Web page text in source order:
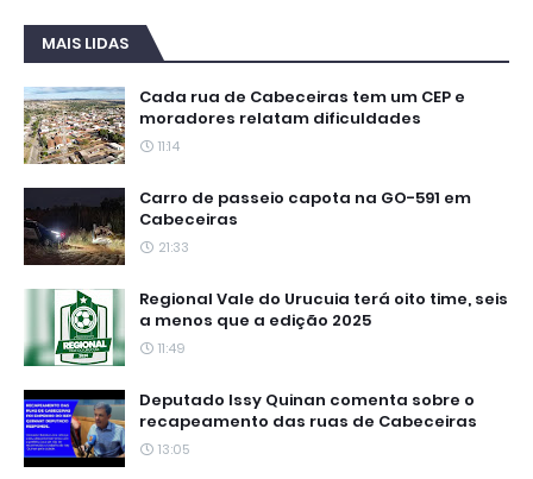
MAIS LIDAS
Cada rua de Cabeceiras tem um CEP e
moradores relatam dificuldades
11:14
Carro de passeio capota na GO-591 em
Cabeceiras
21:33
Regional Vale do Urucuia terá oito time, seis
a menos que a edição 2025
11:49
Deputado Issy Quinan comenta sobre o
recapeamento das ruas de Cabeceiras
13:05